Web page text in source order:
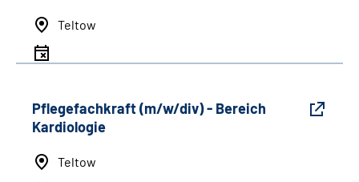
Teltow
Pflegefachkraft (m/w/div) - Bereich
Kardiologie
Teltow